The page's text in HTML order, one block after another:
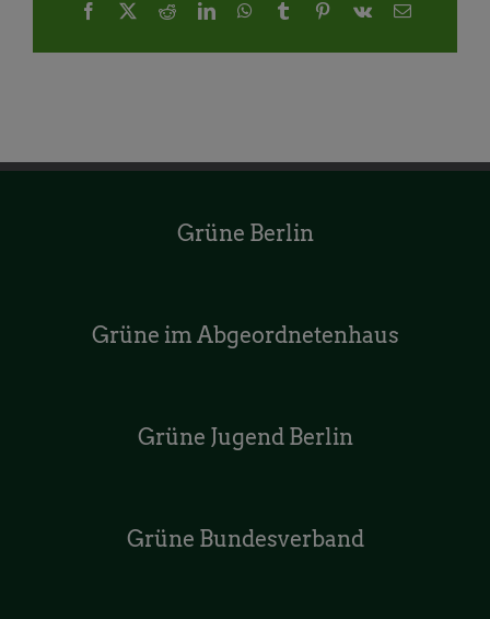
Facebook
X RedditLinkedInWhatsApp
TumblrPinterest
Vk
E-
Grüne Berlin
Grüne im Abgeordnetenhaus
Grüne Jugend Berlin
Grüne Bundesverband